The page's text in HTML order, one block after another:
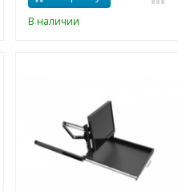
В наличии